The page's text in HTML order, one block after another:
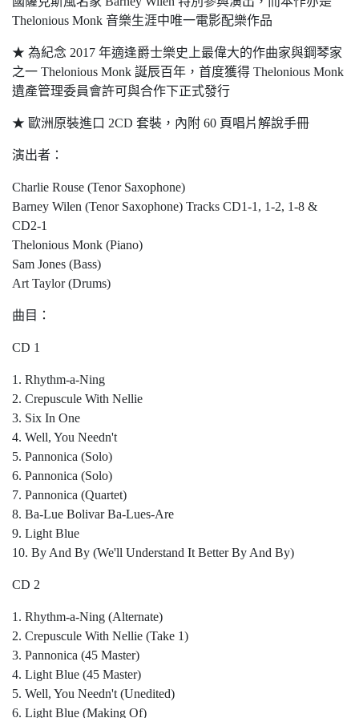
Thelonious Monk 音樂生涯中唯一電影配樂作品
★ 為紀念 2017 年適逢爵士樂史上最偉大的作曲家與鋼琴家
之一 Thelonious Monk 誕辰百年，首度獲得 Thelonious Monk
遺產管理委員會許可與合作下正式發行
★ 歐洲原裝進口 2CD 套裝，內附 60 頁唱片解說手冊
演出者：
Charlie Rouse (Tenor Saxophone)
Barney Wilen (Tenor Saxophone) Tracks CD1-1, 1-2, 1-8 &
CD2-1
Thelonious Monk (Piano)
Sam Jones (Bass)
Art Taylor (Drums)
曲目：
CD 1
1. Rhythm-a-Ning
2. Crepuscule With Nellie
3. Six In One
4. Well, You Needn't
5. Pannonica (Solo)
6. Pannonica (Solo)
7. Pannonica (Quartet)
8. Ba-Lue Bolivar Ba-Lues-Are
9. Light Blue
10. By And By (We'll Understand It Better By And By)
CD 2
1. Rhythm-a-Ning (Alternate)
2. Crepuscule With Nellie (Take 1)
3. Pannonica (45 Master)
4. Light Blue (45 Master)
5. Well, You Needn't (Unedited)
6. Light Blue (Making Of)